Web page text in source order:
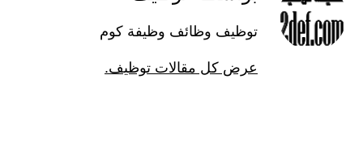
توظيف وظائف وظيفة كوم
عرض كل مقالات توظيف.